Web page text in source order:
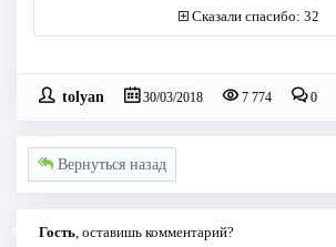
Сказали спасибо: 32
tolyan 30/03/2018 7 774 0
Вернуться назад
Гость, оставишь комментарий?